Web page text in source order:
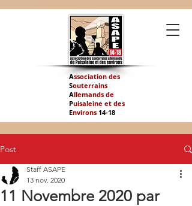
Association des
Souterrains
Allemands de
Puisaleine et des
Environs 14-18
Post
11 Novembre 2020 par
Staff ASAPE
13 nov. 2020